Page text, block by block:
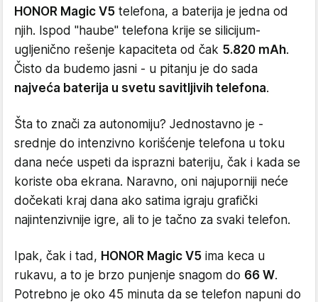
HONOR Magic V5 telefona, a baterija je jedna od
njih. Ispod "haube" telefona krije se silicijum-
ugljenično rešenje kapaciteta od čak 5.820 mAh.
Čisto da budemo jasni - u pitanju je do sada
najveća baterija u svetu savitljivih telefona.
Šta to znači za autonomiju? Jednostavno je -
srednje do intenzivno korišćenje telefona u toku
dana neće uspeti da isprazni bateriju, čak i kada se
koriste oba ekrana. Naravno, oni najuporniji neće
dočekati kraj dana ako satima igraju grafički
najintenzivnije igre, ali to je tačno za svaki telefon.
Ipak, čak i tad, HONOR Magic V5 ima keca u
rukavu, a to je brzo punjenje snagom do 66 W.
Potrebno je oko 45 minuta da se telefon napuni do